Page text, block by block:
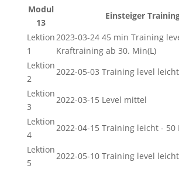
Modul
13
Einsteiger
Lektion
1
2023-03-24 45 min Training
Kraftraining ab 30. Min(L)
Lektion
2
2022-05-03 Training level
Lektion
3
2022-03-15 Level mittel
Lektion
4
2022-04-15 Training leicht - 50
Lektion
5
2022-05-10 Training level